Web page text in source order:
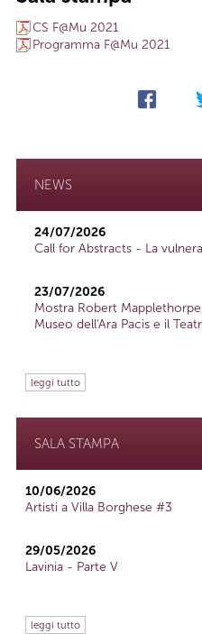
CS F@Mu 2021
Programma F@Mu 2021
NEWS
24/07/2026
Call for Abstracts - La
23/07/2026
Mostra Robert
Museo dell'Ara Pacis e il
leggi tutto
SALA STAMPA
10/06/2026
Artisti a Villa Borghese #3
29/05/2026
Lavinia - Parte V
leggi tutto